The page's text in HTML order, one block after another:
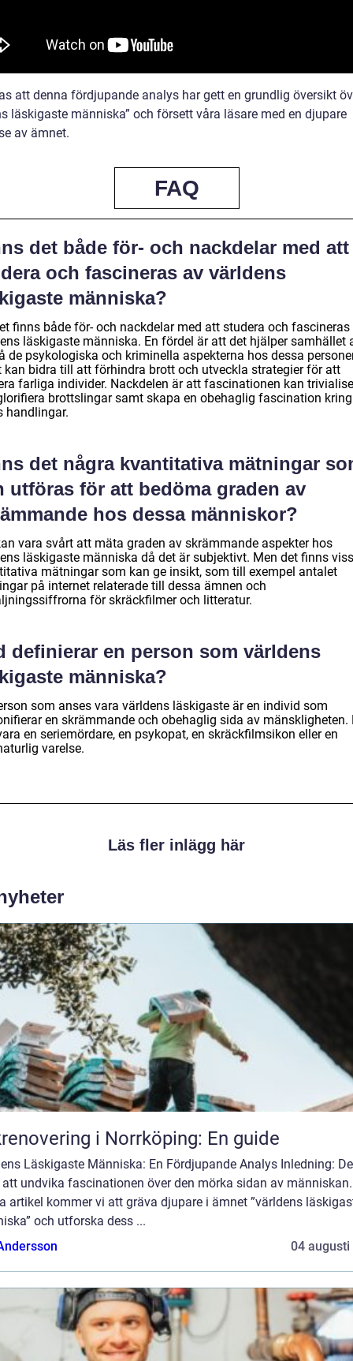
att denna fördjupande analys har gett en grundlig översikt
läskigaste människa” och försett våra läsare med en djupare
av ämnet.
FAQ
det både för- och nackdelar med att
och fascineras av världens
människa?
finns både för- och nackdelar med att studera och fascineras
läskigaste människa. En fördel är att det hjälper samhället
de psykologiska och kriminella aspekterna hos dessa
kan bidra till att förhindra brott och utveckla strategier för att
farliga individer. Nackdelen är att fascinationen kan
brottslingar samt skapa en obehaglig fascination kring
handlingar.
det några kvantitativa mätningar
utföras för att bedöma graden av
hos dessa människor?
vara svårt att mäta graden av skrämmande aspekter hos
läskigaste människa då det är subjektivt. Men det finns
mätningar som kan ge insikt, som till exempel antalet
på internet relaterade till dessa ämnen och
för skräckfilmer och litteratur.
definierar en person som världens
människa?
som anses vara världens läskigaste är en individ som
en skrämmande och obehaglig sida av mänskligheten.
en seriemördare, en psykopat, en skräckfilmsikon eller en
varelse.
Läs fler inlägg här
i Norrköping: En guide
Läskigaste Människa: En Fördjupande Analys Inledning:
undvika fascinationen över den mörka sidan av
artikel kommer vi att gräva djupare i ämnet ”världens
och utforska dess ...
04 augusti